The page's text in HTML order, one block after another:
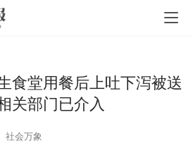
食堂用餐后上吐下泻被送
关部门已介入
社会万象